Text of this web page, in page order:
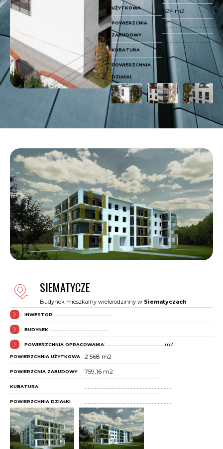
UŻYTKOWA
POWIERZCNIA
ZABUDOWY
KUBATURA
POWIERZCHNIA
DZIAŁKI
624 m2
SIEMATYCZE
Budynek mieszkalny wielorodzinny w Siematyczach
INWESTOR:
BUDYNEK:
POWIERZCHNIA OPRACOWANIA: ..........................................................m2
POWIERZCHNIA UŻYTKOWA
POWIERZCNIA ZABUDOWY
KUBATURA
POWIERZCHNIA DZIAŁKI
2 568 m2
759,16 m2